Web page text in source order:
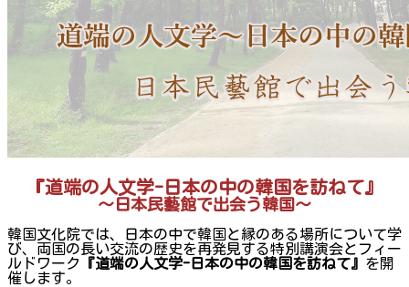
『道端の人文学- 日本の中の韓国を訪ねて』
～日本民藝館で出会う韓国～
韓国文化院では、日本の中で韓国と縁のある場所について学
び、両国の長い交流の歴史を再発見する特別講演会とフィー
ルドワーク
『道端の人文学-日本の中の韓国を訪ねて』 を開
催します。